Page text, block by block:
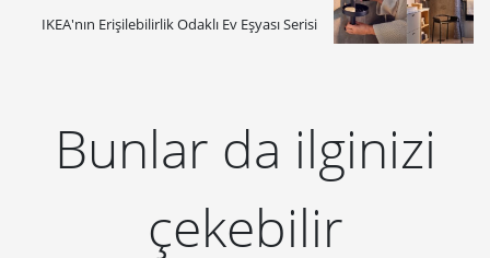
IKEA'nın Erişilebilirlik Odaklı Ev Eşyası Serisi
Bunlar da ilginizi
çekebilir